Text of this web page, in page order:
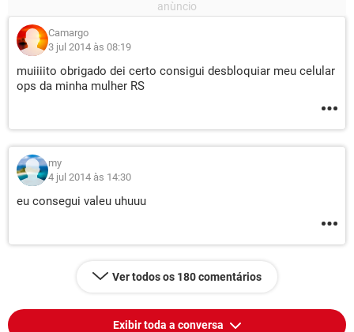
Camargo
3 jul 2014 às 08:19
muiiiito obrigado dei certo consigui desbloquiar meu celular
ops da minha mulher RS
my
4 jul 2014 às 14:30
eu consegui valeu uhuuu
Ver todos os 180 comentários
Exibir toda a conversa